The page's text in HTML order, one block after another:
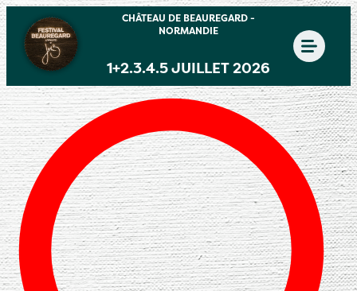
CHÂTEAU DE BEAUREGARD -
NORMANDIE
1+2.3.4.5 JUILLET 2026